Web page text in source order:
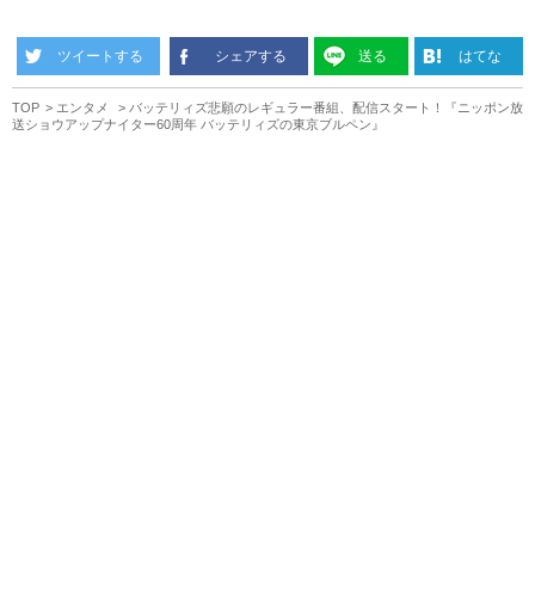
ツイートする シェアする 送る はてな
TOP エンタメ
バッテリィズ悲願のレギュラー番組、配信スタート！『ニッポン放
送ショウアップナイター60周年 バッテリィズの東京ブルペン』